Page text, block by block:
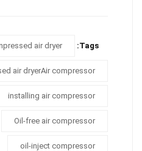
Tags:
air dryer
air dryerAir compressor
installing air compressor
Oil-free air compressor
oil-inject compressor